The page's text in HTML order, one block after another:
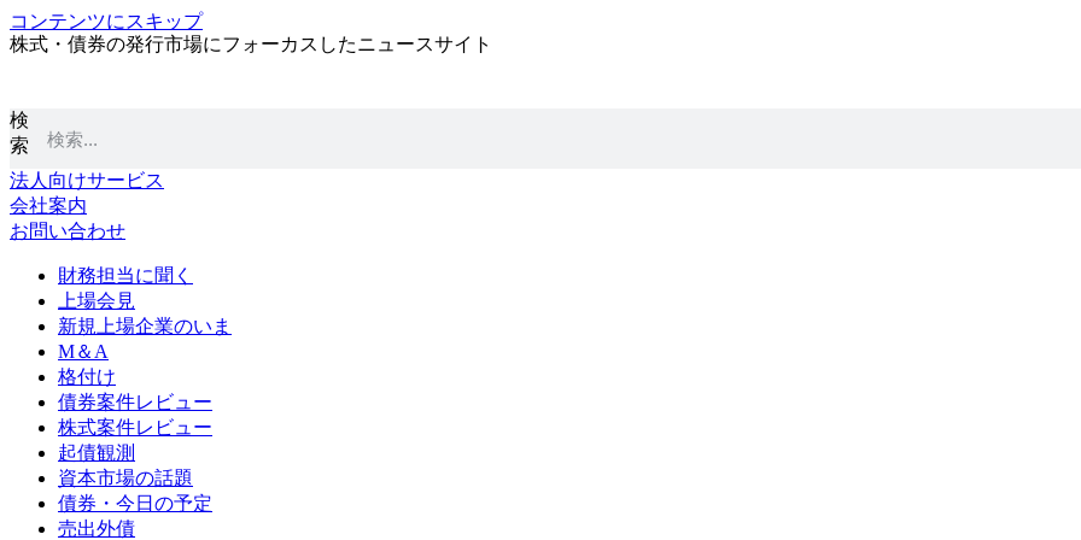
コンテンツにスキップ
株式・債券の発行市場にフォーカスしたニュースサイト
検
索
法人向けサービス
会社案内
お問い合わせ
財務担当に聞く
上場会見
新規上場企業のいま
M＆A
格付け
債券案件レビュー
株式案件レビュー
起債観測
資本市場の話題
債券・今日の予定
売出外債